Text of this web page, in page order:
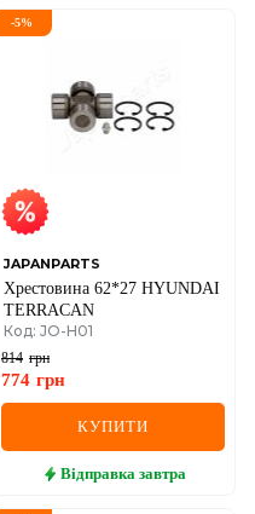
-5%
JAPANPARTS
Хрестовина 62*27 HYUNDAI
TERRACAN
Код: JO-H01
814 грн
774 грн
КУПИТИ
Відправка завтра